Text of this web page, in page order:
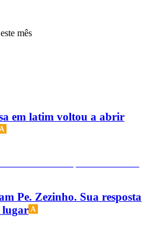
mês
em latim voltou a abrir
Pe. Zezinho. Sua resposta
lugar